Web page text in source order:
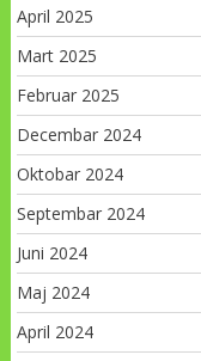
April 2025
Mart 2025
Februar 2025
Decembar 2024
Oktobar 2024
Septembar 2024
Juni 2024
Maj 2024
April 2024